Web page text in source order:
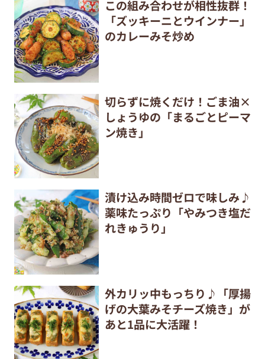
この組み合わせが相性抜群！
「ズッキーニとウインナー」
のカレーみそ炒め
切らずに焼くだけ！ごま油×
しょうゆの「まるごとピーマ
ン焼き」
漬け込み時間ゼロで味しみ♪
薬味たっぷり「やみつき塩だ
れきゅうり」
外カリッ中もっちり♪「厚揚
げの大葉みそチーズ焼き」が
あと1品に大活躍！